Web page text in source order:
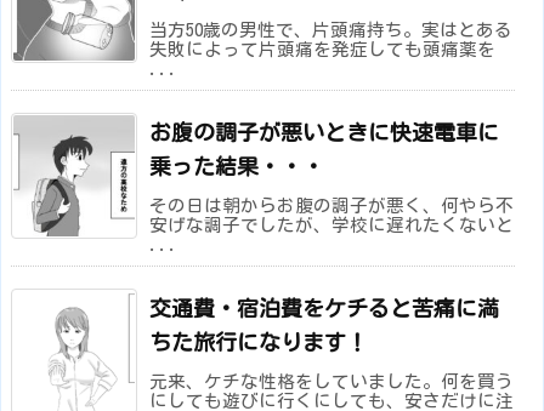
当方50歳の男性で、片頭痛持ち。実はとある
失敗によって片頭痛を発症しても頭痛薬を
お腹の調子が悪いときに快速電車に
乗った結果・・・
その日は朝からお腹の調子が悪く、何やら不
安げな調子でしたが、学校に遅れたくないと
交通費・宿泊費をケチると苦痛に満
ちた旅行になります！
元来、ケチな性格をしていました。何を買う
にしても遊びに行くにしても、安さだけに注